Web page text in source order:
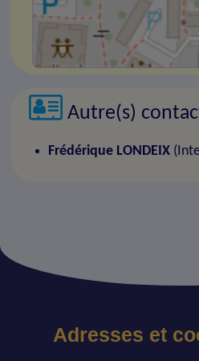
Autre(s)
Frédérique LONDEIX
Adresses et